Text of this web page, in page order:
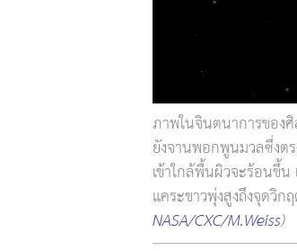
ภาพในจินตนาการของ
ยังจานพอกพูนมวลซึ่งต
เข้าใกล้พื้นผิวจะร้อนขึ้
แคระขาวพุ่งสูงถึงจุดวิ
NASA/CXC/M.Weiss)